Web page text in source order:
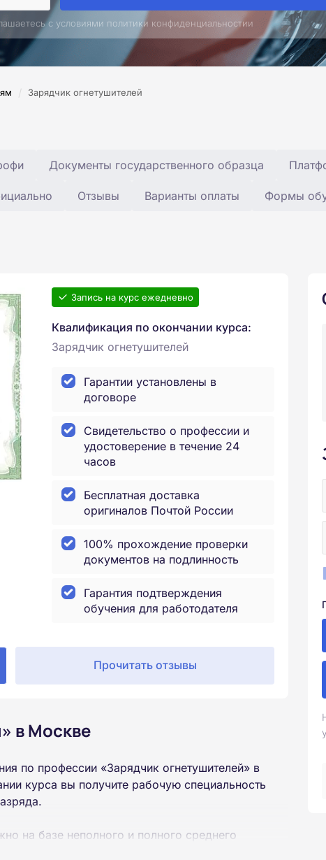
с условиями политики конфиденциальностии
/ Зарядчик огнетушителей
Документы государственного образца
Отзывы Варианты оплаты Формы
Запись на курс ежедневно
Квалификация по окончании курса:
Зарядчик огнетушителей
Гарантии установлены в
договоре
Свидетельство о профессии и
удостоверение в течение 24
часов
Бесплатная доставка
оригиналов Почтой России
100% прохождение проверки
документов на подлинность
Гарантия подтверждения
обучения для работодателя
Прочитать отзывы
в Москве
по профессии «Зарядчик огнетушителей» в
курса вы получите рабочую специальность
на базе неполного и полного среднего